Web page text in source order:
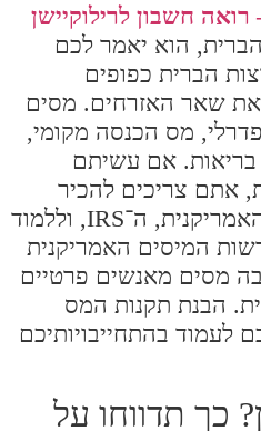
רואה חשבון לרילוקיישן
הוא יאמר לכם
הברית כפופים
שאר האזרחים. מסים
מס הכנסה מקומי,
בריאות. אם עשיתם
אתם צריכים להכיר
היטב את רשות המסים האמריקנית, ה־IRS, וללמוד
המיסים האמריקנית
מסים מאנשים פרטיים
הבנת תקנות המס
לעמוד בהתחייבויותיכם
כך תדווחו על